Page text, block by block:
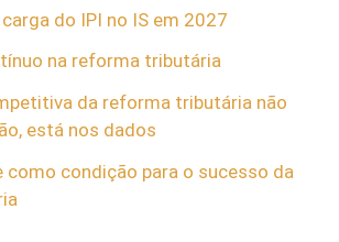
do IPI no IS em 2027
na reforma tributária
da reforma tributária não
está nos dados
como condição para o sucesso da